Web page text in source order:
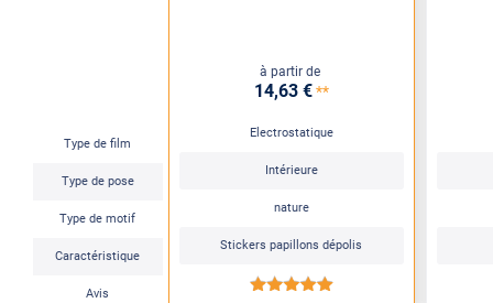
Type de film
Type de pose
Type de motif
Caractéristique
Avis
à partir de
14,63 €**
Electrostatique
Intérieure
nature
Stickers papillons dépolis
*****